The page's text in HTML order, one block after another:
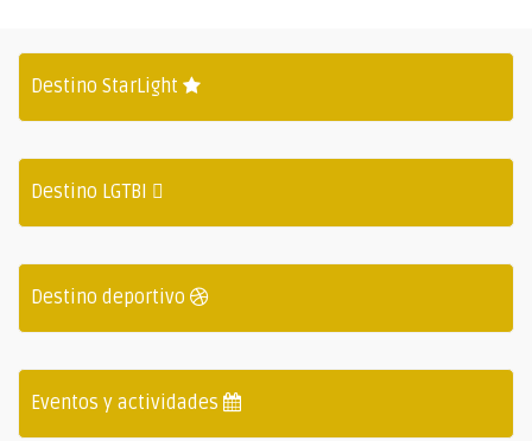
Destino StarLight
Destino LGTBI
Destino deportivo
Eventos y actividades